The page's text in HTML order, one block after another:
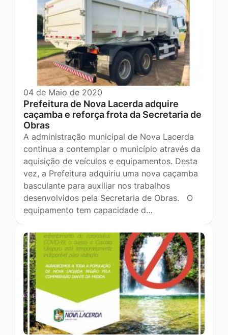
04 de Maio de 2020
Prefeitura de Nova Lacerda adquire
caçamba e reforça frota da Secretaria de
Obras
A administração municipal de Nova Lacerda
continua a contemplar o município através da
aquisição de veículos e equipamentos. Desta
vez, a Prefeitura adquiriu uma nova caçamba
basculante para auxiliar nos trabalhos
desenvolvidos pela Secretaria de Obras. O
equipamento tem capacidade d…